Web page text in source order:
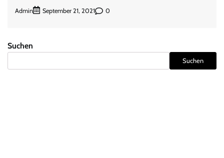
Admin September 21, 2021 0
Suchen
Suchen